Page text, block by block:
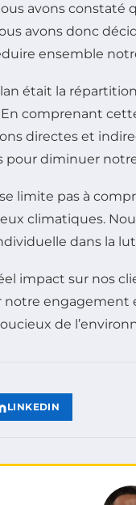
avons constaté
avons donc
ensemble
était la
En comprenant
directes et
diminuer
limite pas à
climatiques.
dans la
impact sur nos
notre engagement
de
LINKEDIN